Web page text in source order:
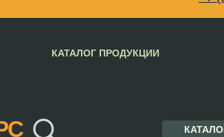
КАТАЛОГ ПРОДУКЦИИ